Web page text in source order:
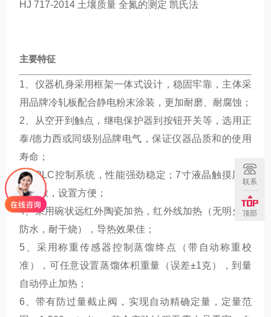
HJ 717-2014 土壤质量 全氮的测定 凯氏法
主要特征
1、仪器机身采用框架一体式设计，稳固牢靠，主体采
用品牌冷轧板配合静电粉末涂装，更加耐磨、耐腐蚀；
2、从空开到触点，继电保护器到按钮开关等，选用正
泰/德力西或同级别品牌电气，保证仪器品质和的使用
寿命；
3、PLC控制系统，性能强劲稳定；7寸液晶触摸屏反
应灵敏，设置方便；
4、采用碗状远红外陶瓷加热，红外线加热（无明火、
防水，耐干烧），导热效果佳；
5、采用称重传感器控制蒸馏终点（带自动称重校
准），可任意设置蒸馏体积重量（误差±1克），到量
自动停止加热；
6、带有防过量截止阀，实现自动精确定量，定量范
联系
顶部